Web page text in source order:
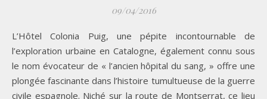
09/04/2016
L’Hôtel Colonia Puig, une pépite incontournable de
l’exploration urbaine en Catalogne, également connu sous
le nom évocateur de « l’ancien hôpital du sang, » offre une
plongée fascinante dans l’histoire tumultueuse de la guerre
civile espagnole. Niché sur la route de Montserrat, ce lieu